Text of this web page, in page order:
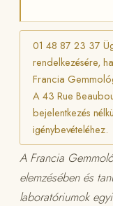
01 48 87 23 37
rendelkezésére,
Francia
A 43 Rue
bejelentkezés
igénybevételéhez.
A Francia
elemzésében és
laboratóriumok